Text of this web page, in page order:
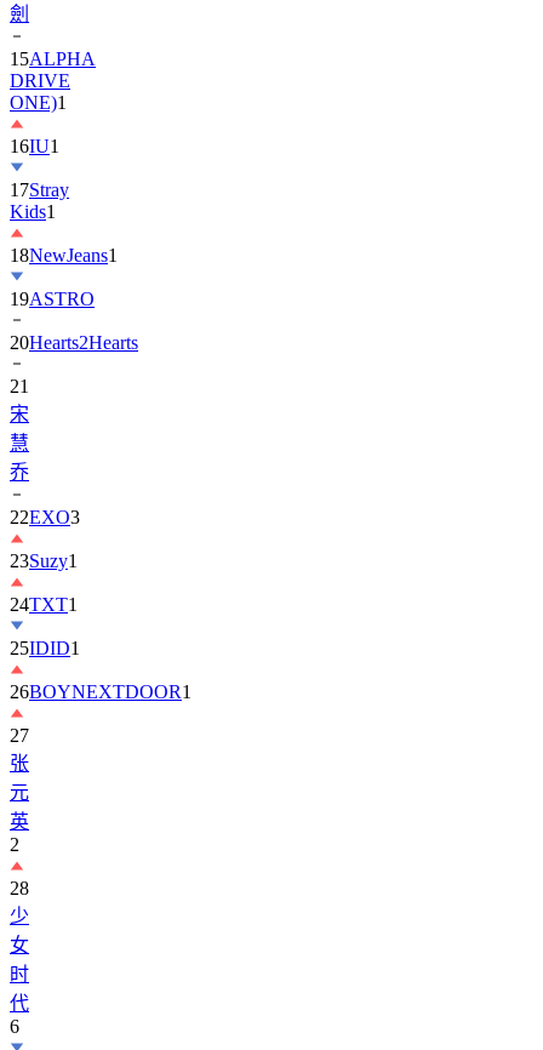
劍
15ALPHA
DRIVE
ONE)1
16IU1
17Stray
Kids1
18NewJeans1
19ASTRO
20Hearts2Hearts
21
宋
慧
乔
22EXO3
23Suzy1
24TXT1
25IDID1
26BOYNEXTDOOR1
27
张
元
英
2
28
少
女
时
代
6